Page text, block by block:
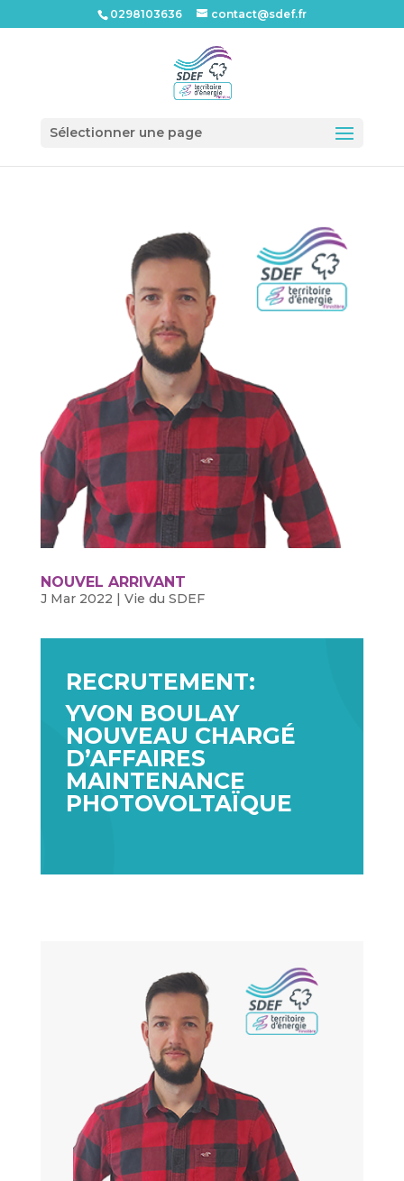
0298103636 contact@sdef.fr
Sélectionner une page
NOUVEL ARRIVANT
J Mar 2022 | Vie du SDEF
RECRUTEMENT:
YVON BOULAY
NOUVEAU CHARGÉ
D’AFFAIRES
MAINTENANCE
PHOTOVOLTAÏQUE